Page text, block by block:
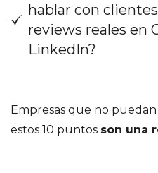
hablar con
reviews reales en
LinkedIn?
Empresas que no
estos 10 puntos son una